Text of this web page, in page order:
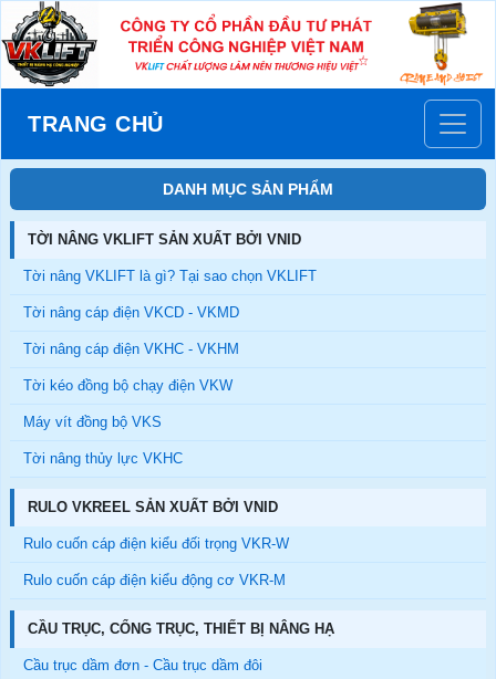
TRANG CHỦ
DANH MỤC SẢN PHẨM
TỜI NÂNG VKLIFT SẢN XUẤT BỞI VNID
Tời nâng VKLIFT là gì? Tại sao chọn VKLIFT
Tời nâng cáp điện VKCD - VKMD
Tời nâng cáp điện VKHC - VKHM
Tời kéo đồng bộ chạy điện VKW
Máy vít đồng bộ VKS
Tời nâng thủy lực VKHC
RULO VKREEL SẢN XUẤT BỞI VNID
Rulo cuốn cáp điện kiểu đối trọng VKR-W
Rulo cuốn cáp điện kiểu động cơ VKR-M
CẦU TRỤC, CỔNG TRỤC, THIẾT BỊ NÂNG HẠ
Cầu trục dầm đơn - Cầu trục dầm đôi